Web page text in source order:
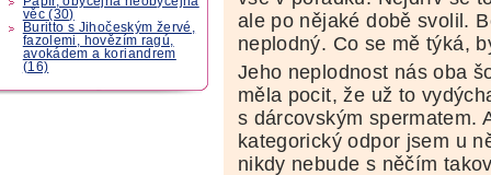
věc (30)
Buritto s Jihočeským žervé,
fazolemi, hovězím ragú,
avokádem a koriandrem
(16)
ale po nějaké době svolil.
neplodný. Co se mě týká,
Jeho neplodnost nás oba
měla pocit, že už to
s dárcovským spermatem.
kategorický odpor jsem u
nikdy nebude s něčím